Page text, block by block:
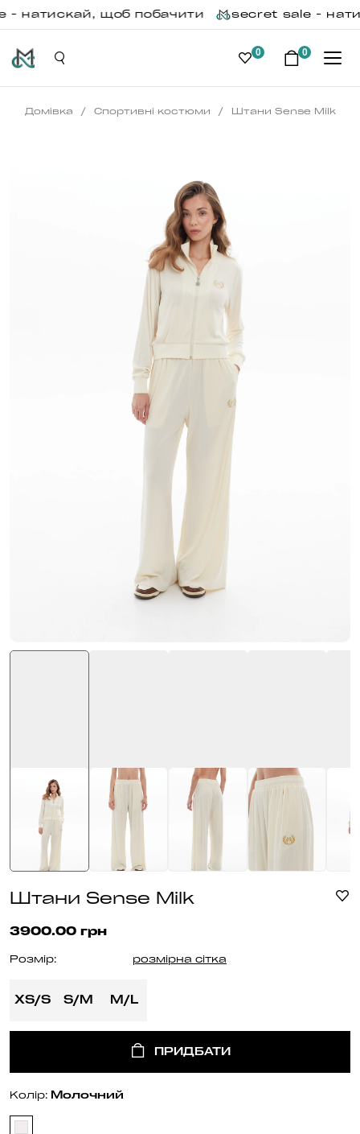
натискай, щоб побачити secret sale -
0 0
Домівка / Спортивні костюми / Штани Sense Milk
Штани Sense Milk
3900.00 грн
Розмір: розмірна сітка
XS/S S/M M/L
ПРИДБАТИ
Колір: Молочний